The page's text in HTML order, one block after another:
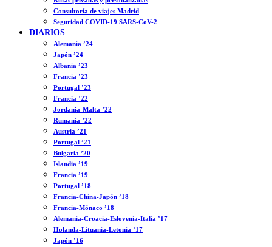
Consultoría de viajes Madrid
Seguridad COVID-19 SARS-CoV-2
DIARIOS
Alemania ’24
Japón ’24
Albania ’23
Francia ’23
Portugal ’23
Francia ’22
Jordania-Malta ’22
Rumanía ’22
Austria ’21
Portugal ’21
Bulgaria ’20
Islandia ’19
Francia ’19
Portugal ’18
Francia-China-Japón ’18
Francia-Mónaco ’18
Alemania-Croacia-Eslovenia-Italia ’17
Holanda-Lituania-Letonia ’17
Japón ’16